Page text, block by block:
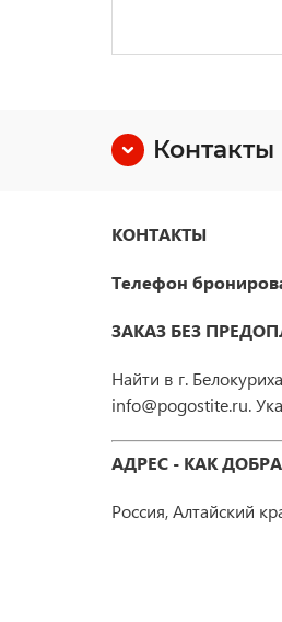
КОНТАКТЫ
Телефон
ЗАКАЗ БЕЗ
Найти в г. Белокуриха
info@pogostite.ru.
АДРЕС - КАК
Россия, Алтайский